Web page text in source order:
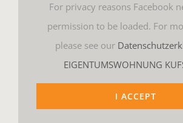
For privacy reasons Facebook
permission to be loaded. For
please see our
EIGENTUMSWOHNUNG
I ACCEPT